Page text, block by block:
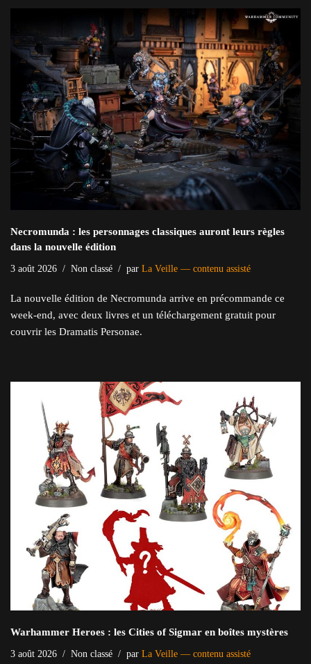
Necromunda : les personnages classiques auront leurs règles
dans la nouvelle édition
3 août 2026 Non classé par La Veille — contenu assisté
La nouvelle édition de Necromunda arrive en précommande ce
week-end, avec deux livres et un téléchargement gratuit pour
couvrir les Dramatis Personae.
Warhammer Heroes : les Cities of Sigmar en boîtes mystères
3 août 2026 Non classé par La Veille — contenu assisté